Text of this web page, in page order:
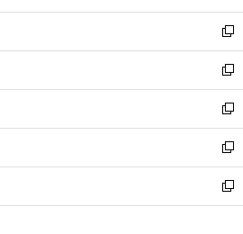
開
く
ウ
で
開
く
ン
ド
ウ
で
開
く
ウ
ィ
ン
ド
ウ
で
開
く
新
し
い
ウ
ィ
ン
ド
ウ
で
開
新
し
い
ウ
ィ
ン
ド
ウ
新
し
い
ウ
ィ
ン
新
し
い
ウ
新
し